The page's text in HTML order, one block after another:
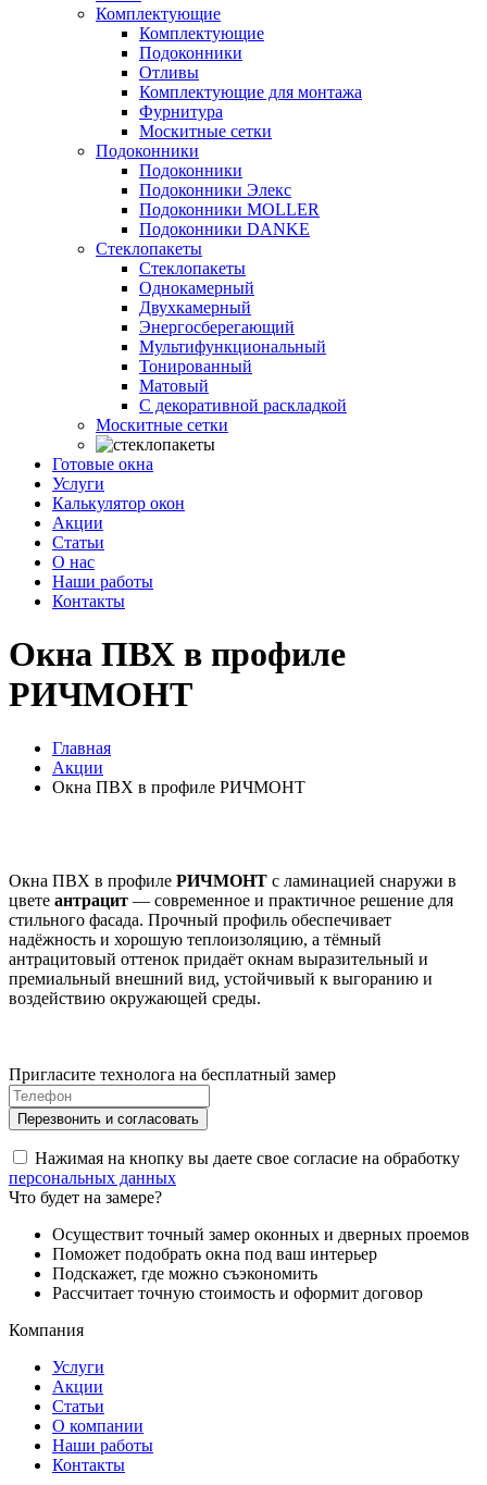
Комплектующие
Комплектующие
Подоконники
Отливы
Комплектующие для монтажа
Фурнитура
Москитные сетки
Подоконники
Подоконники
Подоконники Элекс
Подоконники MOLLER
Подоконники DANKE
Стеклопакеты
Стеклопакеты
Однокамерный
Двухкамерный
Энергосберегающий
Мультифункциональный
Тонированный
Матовый
С декоративной раскладкой
Москитные сетки
Готовые окна
Услуги
Калькулятор окон
Акции
Статьи
О нас
Наши работы
Контакты
Окна ПВХ в профиле
РИЧМОНТ
Главная
Акции
Окна ПВХ в профиле РИЧМОНТ
Окна ПВХ в профиле РИЧМОНТ с ламинацией снаружи в
цвете антрацит — современное и практичное решение для
стильного фасада. Прочный профиль обеспечивает
надёжность и хорошую теплоизоляцию, а тёмный
антрацитовый оттенок придаёт окнам выразительный и
премиальный внешний вид, устойчивый к выгоранию и
воздействию окружающей среды.
Пригласите технолога на бесплатный замер
Нажимая на кнопку вы даете свое согласие на обработку
персональных данных
Что будет на замере?
Осуществит точный замер оконных и дверных проемов
Поможет подобрать окна под ваш интерьер
Подскажет, где можно съэкономить
Рассчитает точную стоимость и оформит договор
Компания
Услуги
Акции
Статьи
О компании
Наши работы
Контакты